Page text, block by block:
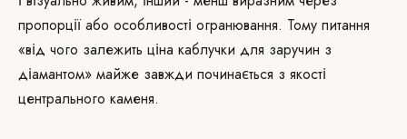
пропорції або особливості огранювання. Тому питання
«від чого залежить ціна каблучки для заручин з
діамантом» майже завжди починається з якості
центрального каменя.